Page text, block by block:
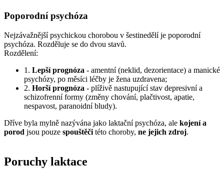
Poporodní psychóza
Nejzávažnější psychickou chorobou v šestinedělí je poporodní
psychóza. Rozděluje se do dvou stavů.
Rozdělení:
1. Lepší prognóza - amentní (neklid, dezorientace) a manické
psychózy, po měsíci léčby je žena uzdravena;
2. Horší prognóza - plíživě nastupující stav depresivní a
schizofrenní formy (změny chování, plačtivost, apatie,
nespavost, paranoidní bludy).
Dříve byla mylně nazývána jako laktační psychóza, ale kojení a
porod jsou pouze spouštěči této choroby, ne jejich zdroj.
Poruchy laktace